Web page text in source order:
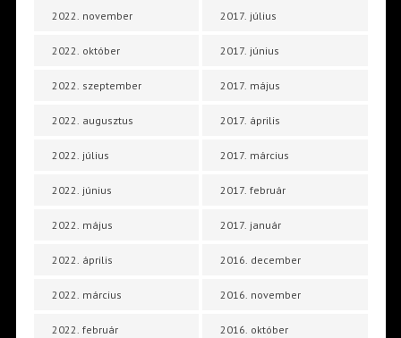
2022. november
2022. október
2022. szeptember
2022. augusztus
2022. július
2022. június
2022. május
2022. április
2022. március
2022. február
2017. július
2017. június
2017. május
2017. április
2017. március
2017. február
2017. január
2016. december
2016. november
2016. október